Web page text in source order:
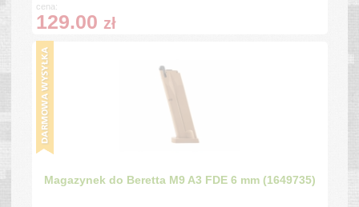
cena:
129.00 zł
Magazynek do Beretta M9 A3 FDE 6 mm (1649735)